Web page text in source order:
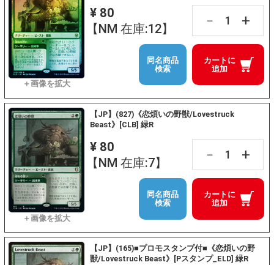
¥ 80
【NM 在庫:12】
－ +
カートに
追加
同名商品
検索
【JP】(827)《恋煩いの野獣/Lovestruck
Beast》[CLB] 緑R
¥ 80
【NM 在庫:7】
－ +
カートに
追加
同名商品
検索
【JP】(165)■プロモスタンプ付■《恋煩いの野
獣/Lovestruck Beast》[Pスタンプ_ELD] 緑R